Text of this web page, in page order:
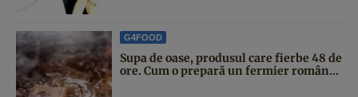
G4FOOD
Supa de oase, produsul care fierbe 48 de
ore. Cum o prepară un fermier român...